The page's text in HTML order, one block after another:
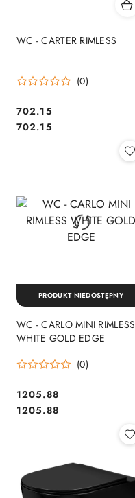
WC - CARTER RIMLESS
(0)
Cena:
702.15
Cena:
702.15
WC - CARLO MINI RIMLESS
WHITE GOLD EDGE
(0)
Cena:
1205.88
Cena:
1205.88
PRODUKT NIEDOSTĘPNY